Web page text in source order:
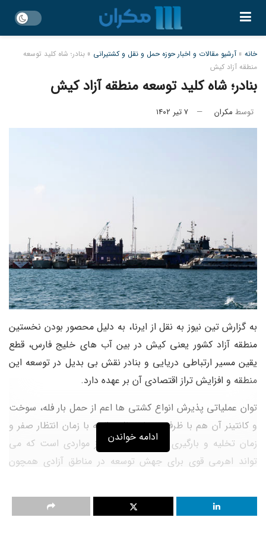
خانه » آرشیو مقالات و اخبار حوزه حمل و نقل و کشتیرانی » بنادر؛ شاه کلید توسعه
منطقه آزاد کیش
بنادر؛ شاه کلید توسعه منطقه آزاد کیش
توسط مکران ۷ تیر ۱۴۰۲
به گزارش تین نیوز به نقل از ایرنا، به دلیل محصور بودن نخستین
منطقه آزاد کشور یعنی کیش در بین آب های خلیج فارس، قطع
یقین مسیر ارتباطی دریایی و بنادر نقش بی بدیل در توسعه این
منطقه و افزایش تراز اقتصادی آن بر عهده دارد.
توان عملیاتی پذیرش انواع کشتی ها اعم از حمل بار فله، سوخت
و کانتینر آن هم با ظرفیت های بالا و البته با زمان انتظار صفر و
زمان تخلیه و بارگیری مینیمم در بنادر، از مواردی است که می
تواند اهرمی قوی برای جهش توسعه در مناطق آزادی همچون
نقش بنادر در توسعه مناطق آزاد تجاری
ادامه خواندن